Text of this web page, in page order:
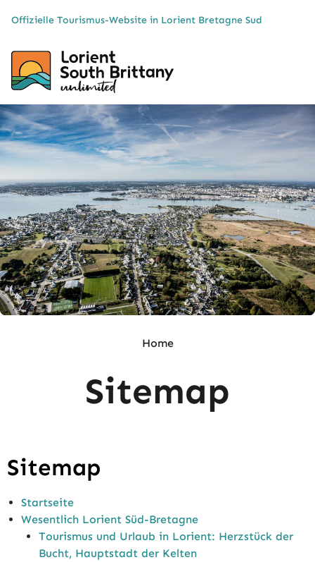
Offizielle Tourismus-Website in Lorient Bretagne Sud
Home
Sitemap
Sitemap
Startseite
Wesentlich Lorient Süd-Bretagne
Tourismus und Urlaub in Lorient: Herzstück der
Bucht, Hauptstadt der Kelten